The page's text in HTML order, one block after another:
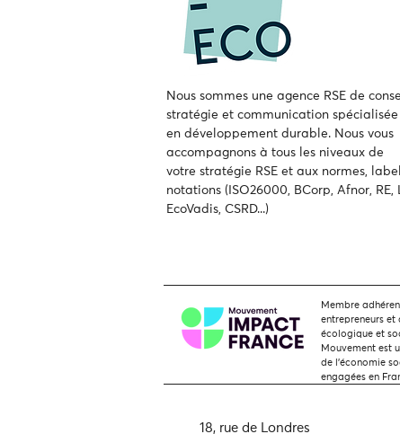
Nous sommes une agence RSE de
stratégie et communication spécialisée
en développement durable. Nous vous
accompagnons à tous les niveaux de
votrestratégie RSE et aux normes,
notations (ISO26000, BCorp, Afnor, RE,
EcoVadis, CSRD...)
Membre
entrepreneurs
écologique et
Mouvement est
de l'économie
engagées en
18, rue de Londres